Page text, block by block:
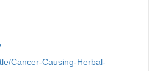
Cancer-Causing-Herbal-